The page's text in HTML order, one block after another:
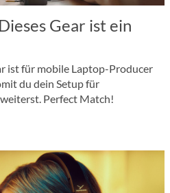
Gear ist ein
ist für mobile Laptop-Producer
du dein Setup für
Perfect Match!